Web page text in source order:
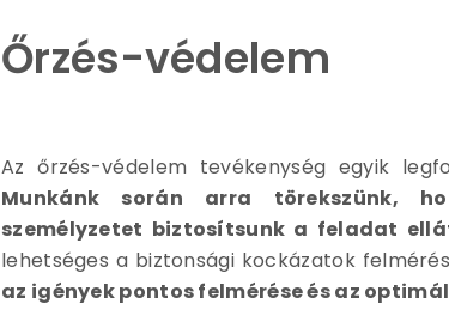
Őrzés-védelem
Az őrzés-védelem tevékenység egyik
Munkánk során arra törekszünk,
személyzetet biztosítsunk a feladat
lehetséges a biztonsági kockázatok
az igények pontos felmérése és az